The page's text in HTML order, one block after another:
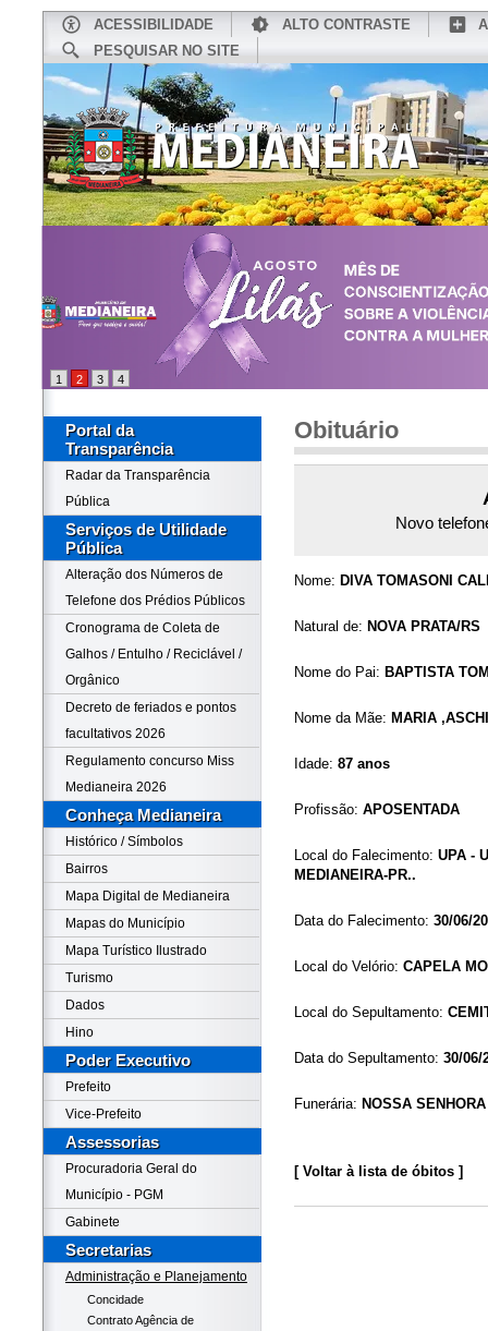
ACESSIBILIDADE ALTO CONTRASTE
PESQUISAR NO SITE
1 2 3 4
Portal da
Transparência
Radar da Transparência
Pública
Serviços de Utilidade
Pública
Alteração dos Números de
Telefone dos Prédios Públicos
Cronograma de Coleta de
Galhos / Entulho / Reciclável /
Orgânico
Decreto de feriados e pontos
facultativos 2026
Regulamento concurso Miss
Medianeira 2026
Conheça Medianeira
Histórico / Símbolos
Bairros
Mapa Digital de Medianeira
Mapas do Município
Mapa Turístico Ilustrado
Turismo
Dados
Hino
Poder Executivo
Prefeito
Vice-Prefeito
Assessorias
Procuradoria Geral do
Município - PGM
Gabinete
Secretarias
Administração e Planejamento
Concidade
Contrato Agência de
Obituário
Novo
Nome: DIVA TOMASONI
Natural de: NOVA PRATA/RS
Nome do Pai: BAPTISTA
Nome da Mãe: MARIA
Idade: 87 anos
Profissão: APOSENTADA
Local do Falecimento: UPA -
MEDIANEIRA-PR..
Data do Falecimento: 30/06/
Local do Velório: CAPELA
Local do Sepultamento:
Data do Sepultamento: 30/06/
Funerária: NOSSA
[ Voltar à lista de óbitos ]